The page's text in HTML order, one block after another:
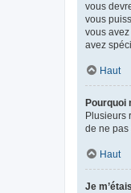
vous
vous
vous
avez
Haut
Pourquoi
Plusieurs
de ne pas
Haut
Je